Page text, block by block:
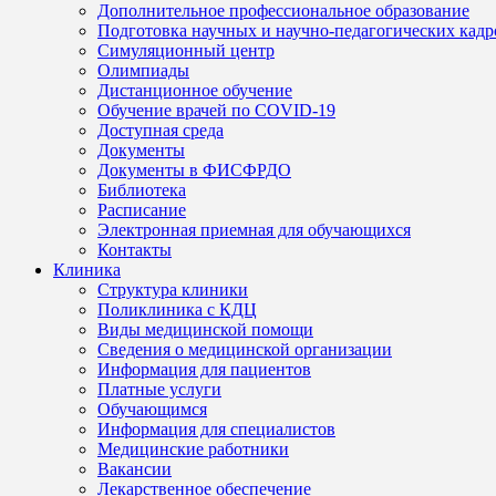
Дополнительное профессиональное образование
Подготовка научных и научно-педагогических
Симуляционный центр
Олимпиады
Дистанционное обучение
Обучение врачей по COVID-19
Доступная среда
Документы
Документы в ФИСФРДО
Библиотека
Расписание
Электронная приемная для обучающихся
Контакты
Клиника
Структура клиники
Поликлиника с КДЦ
Виды медицинской помощи
Сведения о медицинской организации
Информация для пациентов
Платные услуги
Обучающимся
Информация для специалистов
Медицинские работники
Вакансии
Лекарственное обеспечение